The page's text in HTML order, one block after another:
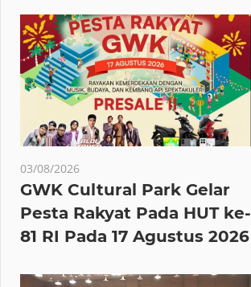
03/08/2026
GWK Cultural Park Gelar
Pesta Rakyat Pada HUT ke-
81 RI Pada 17 Agustus 2026